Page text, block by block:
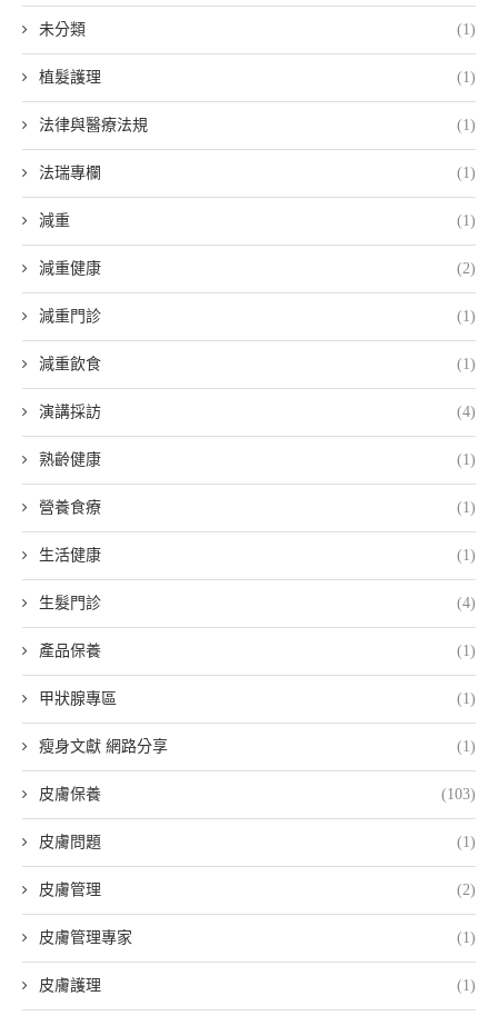
未分類 (1)
植髮護理 (1)
法律與醫療法規 (1)
法瑞專欄 (1)
減重 (1)
減重健康 (2)
減重門診 (1)
減重飲食 (1)
演講採訪 (4)
熟齡健康 (1)
營養食療 (1)
生活健康 (1)
生髮門診 (4)
產品保養 (1)
甲狀腺專區 (1)
瘦身文獻 網路分享 (1)
皮膚保養 (103)
皮膚問題 (1)
皮膚管理 (2)
皮膚管理專家 (1)
皮膚護理 (1)